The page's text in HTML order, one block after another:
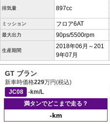
排気量 897cc
ミッション フロア6AT
最大出力 90ps/5500rpm
生産期間
2018年06月～201
9年07月
GT ブラン
新車時価格229万円(税込)
JC08
-km/L
満タンでどこまで走る？
-km